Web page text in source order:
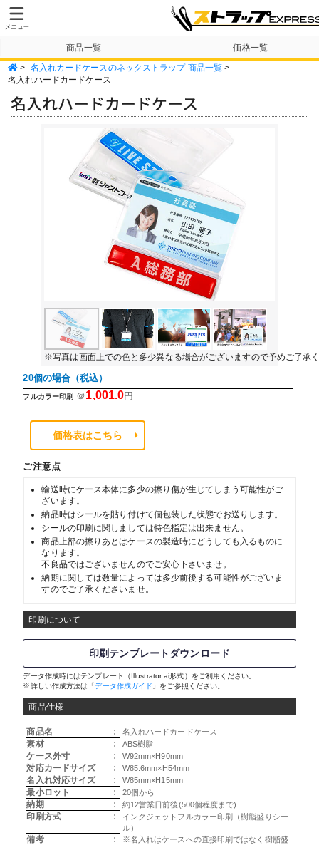
商品一覧 価格一覧
納期・送料について テンプレート
> 名入れカードケースのネックストラップ 商品一覧>
名入れハードカードケース
名入れハードカードケース
※写真は画面上での色と多少異なる場合がございますので予めご了承
20個の場合（税込）
フルカラー印刷 ＠1,001.0円
価格表はこちら
ご注意点
輸送時にケース本体に多少の擦り傷が生じてしまう可能性がご
ざいます。
納品時はシールを貼り付けて個包装した状態でお送りします。
シールの印刷に関しましては特色指定は出来ません。
商品上部の擦りあとはケースの製造時にどうしても入るものに
なります。
不良品ではございませんのでご安心下さいませ。
納期に関しては数量によっては多少前後する可能性がございま
すのでご了承くださいませ。
印刷について
印刷テンプレートダウンロード
データ作成時にはテンプレート（Illustrator ai形式）をご利用ください。
※詳しい作成方法は「データ作成ガイド 」をご参照ください。
商品仕様
商品名 : 名入れハードカードケース
素材 : ABS樹脂
ケース外寸 : W92mm×H90mm
対応カードサイズ : W85.6mm×H54mm
名入れ対応サイズ : W85mm×H15mm
最小ロット : 20個から
納期 : 約12営業日前後(500個程度まで)
印刷方式 :
インクジェットフルカラー印刷（樹脂盛りシー
ル）
備考 :
※名入れはケースへの直接印刷ではなく樹脂盛